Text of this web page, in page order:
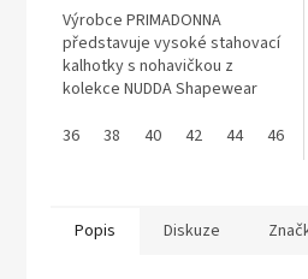
Výrobce PRIMADONNA
představuje vysoké stahovací
kalhotky s nohavičkou z
kolekce NUDDA Shapewear
kvalitní kalhotky pro formování
36 38 40 42 44 46
Popis Diskuze